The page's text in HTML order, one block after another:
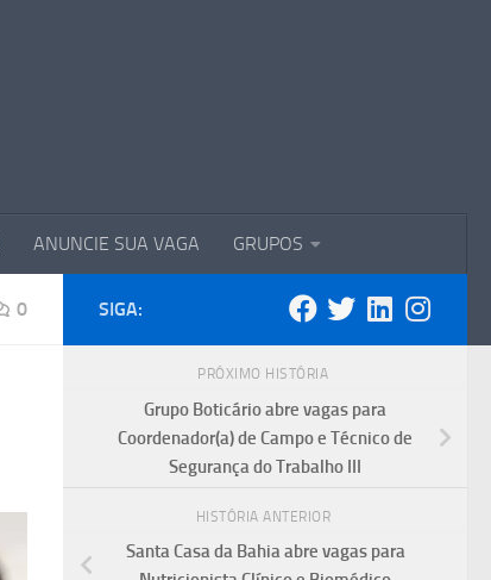
ANUNCIE SUA VAGA GRUPOS
0 SIGA:
PRÓXIMO HISTÓRIA
Grupo Boticário abre vagas para
Coordenador(a) de Campo e Técnico de
Segurança do Trabalho III
HISTÓRIA ANTERIOR
Santa Casa da Bahia abre vagas para